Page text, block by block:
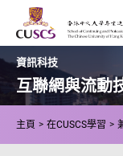
Skip to main
The Chinese
資訊科技
互聯網與流動
主頁 在CUSCS學習